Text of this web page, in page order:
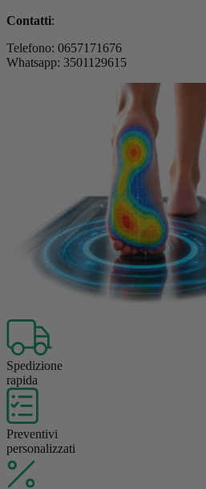
Contatti:
Telefono: 0657171676
Whatsapp: 3501129615
Spedizione
rapida
Preventivi
personalizzati